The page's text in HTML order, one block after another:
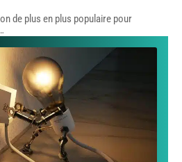
de plus en plus populaire pour